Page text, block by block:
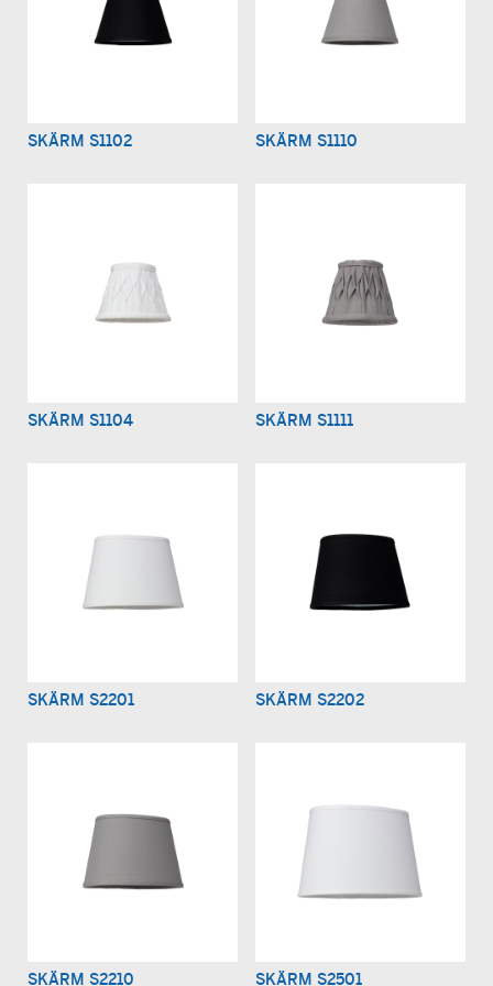
SKÄRM S1102 SKÄRM S1110
SKÄRM S1104 SKÄRM S1111
SKÄRM S2201 SKÄRM S2202
SKÄRM S2210 SKÄRM S2501